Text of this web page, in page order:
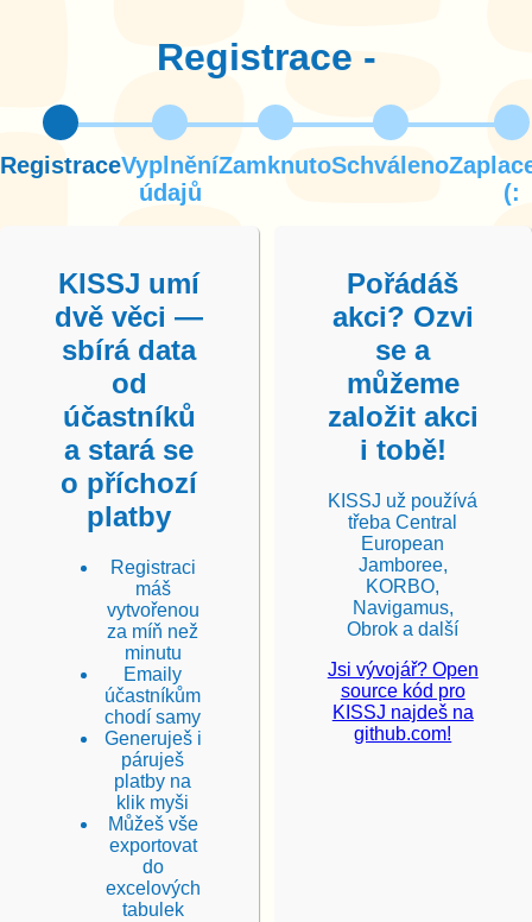
Registrace -
RegistraceVyplnění
údajů
ZamknutoSchváleno
(:
KISSJ umí
dvě věci —
sbírá data
od
účastníků
a stará se
o příchozí
platby
Registraci
máš
vytvořenou
za míň než
minutu
Emaily
účastníkům
chodí samy
Generuješ i
páruješ
platby na
klik myši
Můžeš vše
exportovat
do
excelových
tabulek
Pořádáš
akci? Ozvi
se a
můžeme
založit akci
i tobě!
KISSJ už používá
třeba Central
European
Jamboree,
KORBO,
Navigamus,
Obrok a další
Jsi vývojář? Open
source kód pro
KISSJ najdeš na
github.com!